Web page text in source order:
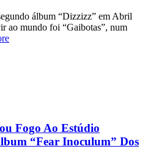
álbum “Dizzizz” em Abril
ao mundo foi “Gaibotas”, num
Fogo Ao Estúdio
“Fear Inoculum” Dos